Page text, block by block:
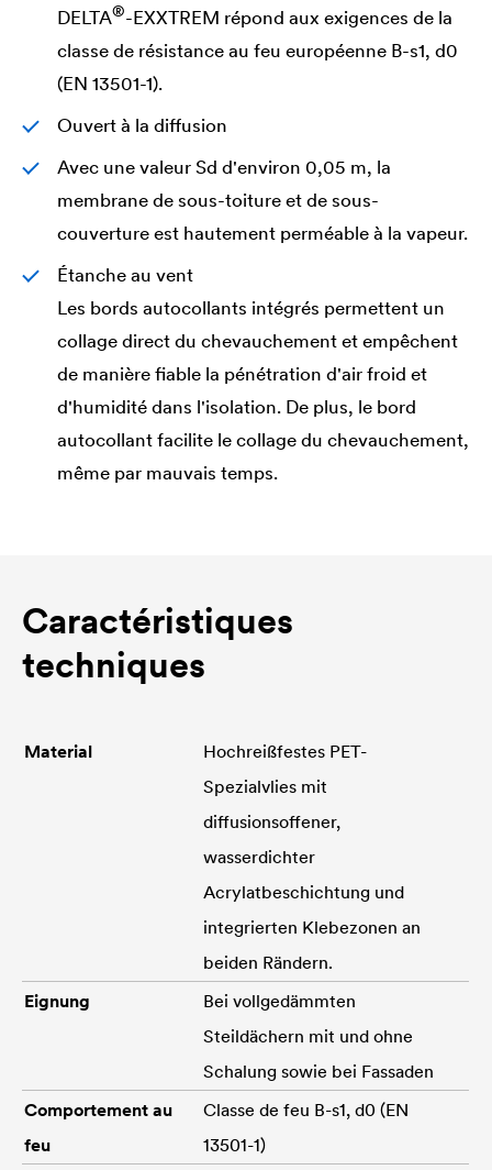
DELTA®-EXXTREM répond aux exigences de la
classe de résistance au feu européenne B-s1, d0
(EN 13501-1).
Ouvert à la diffusion
Avec une valeur Sd d'environ 0,05 m, la
membrane de sous-toiture et de sous-
couverture est hautement perméable à la vapeur.
Étanche au vent
Les bords autocollants intégrés permettent un
collage direct du chevauchement et empêchent
de manière fiable la pénétration d'air froid et
d'humidité dans l'isolation. De plus, le bord
autocollant facilite le collage du chevauchement,
même par mauvais temps.
Caractéristiques
techniques
Material
Hochreißfestes PET-
Spezialvlies mit
diffusionsoffener,
wasserdichter
Acrylatbeschichtung und
integrierten Klebezonen an
beiden Rändern.
Eignung
Bei vollgedämmten
Steildächern mit und ohne
Schalung sowie bei Fassaden
Comportement au
feu
Classe de feu B-s1, d0 (EN
13501-1)